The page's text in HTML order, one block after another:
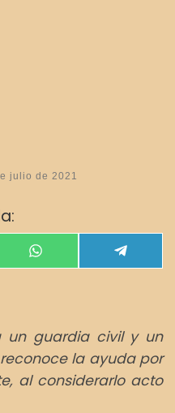
julio de 2021
enCompartir en
W
h
p
p
e
a
m
un guardia civil y un
la ayuda por
al considerarlo acto